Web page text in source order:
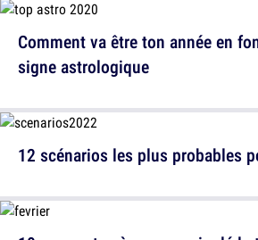
Comment va être ton année en
signe astrologique
12 scénarios les plus probables